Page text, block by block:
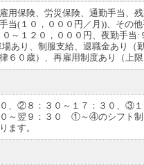
用保険、労災保険、通勤手当、
当(１０，０００円／月))、その
～１２０，０００円、夜勤手当:
あり、制服支給、退職金あり（
６０歳）、再雇用制度あり（上限
、②８：３０～１７：３０、③１
０～翌９：３０ ①～④のシフト
ます。